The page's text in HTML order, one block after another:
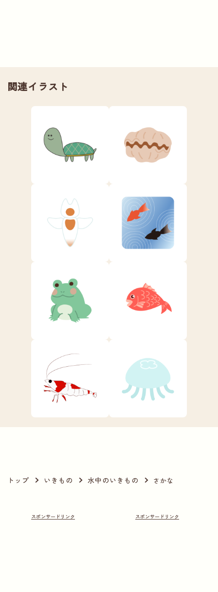
関連イラスト
トップ いきもの 水中のいきもの さかな